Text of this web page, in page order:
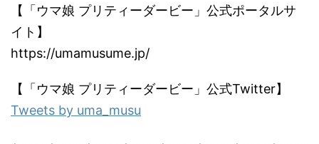
【「ウマ娘 プリティーダービー」公式ポータルサ
イト】
https://umamusume.jp/
【「ウマ娘 プリティーダービー」公式Twitter】
Tweets by uma_musu